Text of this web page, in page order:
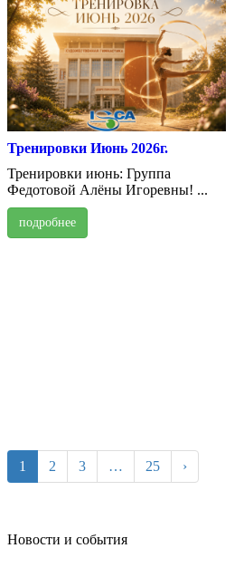
Тренировки Июнь 2026г.
Тренировки июнь: Группа
Федотовой Алёны Игоревны! ...
подробнее
1 2 3 … 25 ›
Новости и события